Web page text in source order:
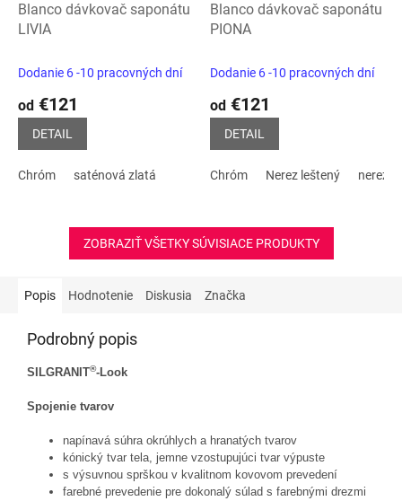
Blanco dávkovač saponátu
LIVIA
Dodanie 6 -10 pracovných dní
od €121
DETAIL
Chróm saténová zlatá
Blanco dávkovač saponátu
PIONA
Dodanie 6 -10 pracovných dní
od €121
DETAIL
Chróm Nerez leštený nerez
ZOBRAZIŤ VŠETKY SÚVISIACE PRODUKTY
Popis Hodnotenie Diskusia Značka
Podrobný popis
SILGRANIT®-Look
Spojenie tvarov
napínavá súhra okrúhlych a hranatých tvarov
kónický tvar tela, jemne vzostupujúci tvar výpuste
s výsuvnou sprškou v kvalitnom kovovom prevedení
farebné prevedenie pre dokonalý súlad s farebnými drezmi